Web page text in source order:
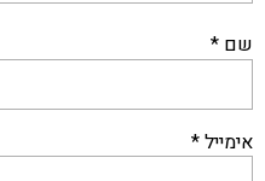
שם *
אימייל*